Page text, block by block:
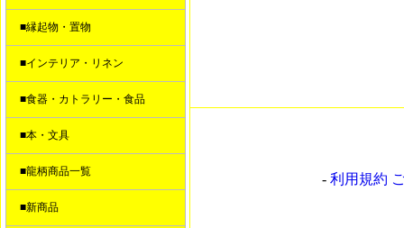
■縁起物・置物
■インテリア・リネン
■食器・カトラリー・食品
■本・文具
■龍柄商品一覧
■新商品
- 利用規約